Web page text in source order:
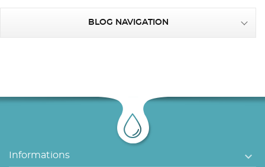
BLOG NAVIGATION
Informations 